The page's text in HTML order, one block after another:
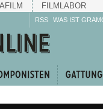
FILMLABOR
RSS WAS IST